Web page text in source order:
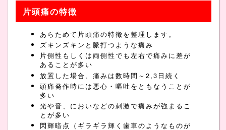
片頭痛の特徴
あらためて片頭痛の特徴を整理します。
ズキンズキンと脈打つような痛み
片側性もしくは両側性でも左右で痛みに差が
あることが多い
放置した場合、痛みは数時間～2,3日続く
頭痛発作時には悪心・嘔吐をともなうことが
多い
光や音、においなどの刺激で痛みが強まるこ
とが多い
閃輝暗点（ギラギラ輝く歯車のようなものが